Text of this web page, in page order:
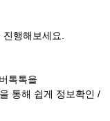
행해보세요.
톡톡을
통해 쉽게 정보확인 /